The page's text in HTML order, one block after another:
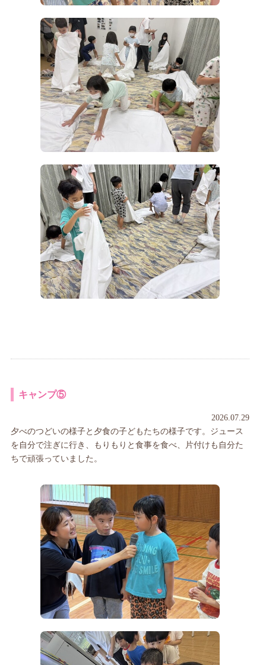
キャンプ⑤
2026.07.29
夕べのつどいの様子と夕食の子どもたちの様子です。ジュース
を自分で注ぎに行き、もりもりと食事を食べ、片付けも自分た
ちで頑張っていました。